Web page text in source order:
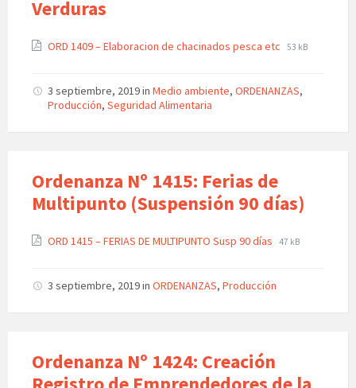
Verduras
ORD 1409 – Elaboracion de chacinados pesca etc 53 kB
3 septiembre, 2019in Medio ambiente, ORDENANZAS,
Producción, Seguridad Alimentaria
Ordenanza Nº 1415: Ferias de
Multipunto (Suspensión 90 días)
ORD 1415 – FERIAS DE MULTIPUNTO Susp 90 días 47 kB
3 septiembre, 2019in ORDENANZAS, Producción
Ordenanza Nº 1424: Creación